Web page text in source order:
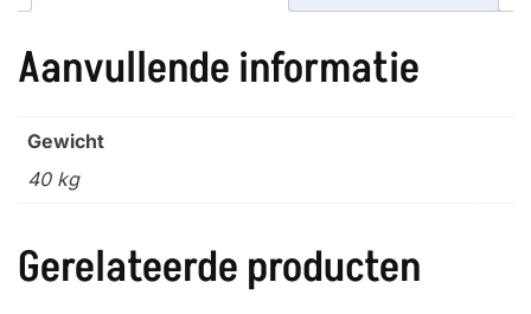
Aanvullende informatie
Gewicht
40 kg
Gerelateerde producten